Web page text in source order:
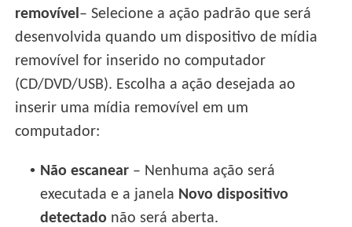
removível– Selecione a ação padrão que será
desenvolvida quando um dispositivo de mídia
removível for inserido no computador
(CD/DVD/USB). Escolha a ação desejada ao
inserir uma mídia removível em um
computador:
• Não escanear – Nenhuma ação será
executada e a janela Novo dispositivo
detectado não será aberta.